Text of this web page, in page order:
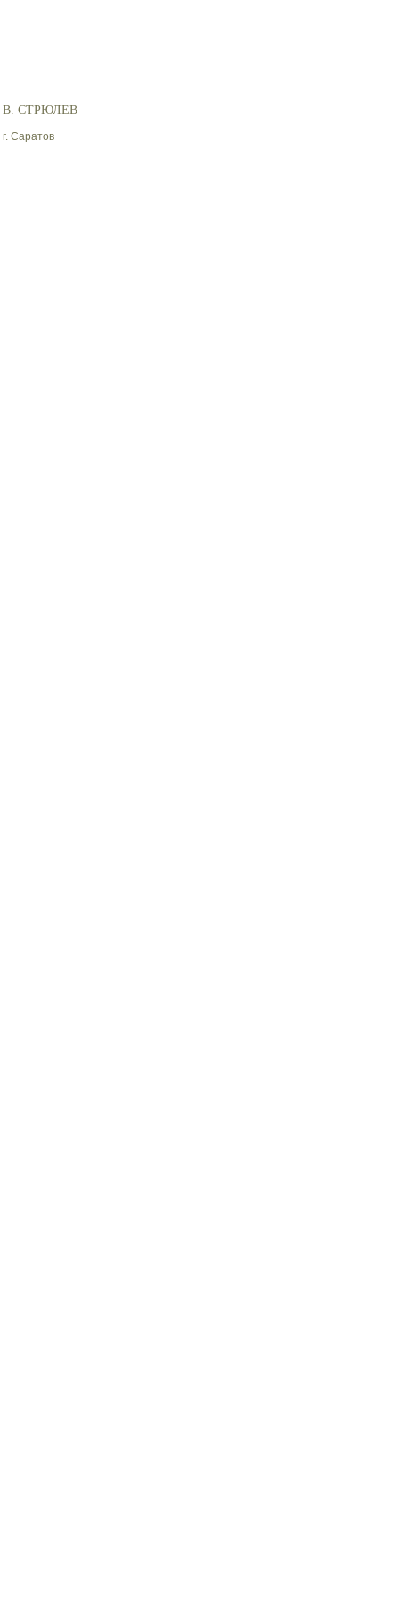
В. СТРЮЛЕВ
г. Саратов